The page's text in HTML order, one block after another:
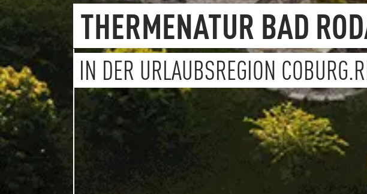
THERMENATUR BAD
IN DER URLAUBSREGION